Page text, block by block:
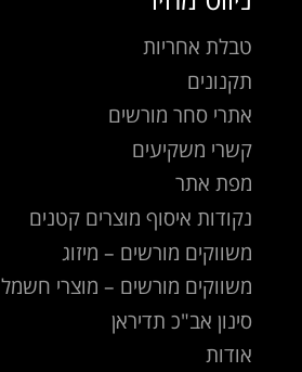
טבלת אחריות
תקנונים
אתרי סחר מורשים
קשרי משקיעים
מפת אתר
נקודות איסוף מוצרים קטנים
משווקים מורשים – מיזוג
משווקים מורשים – מוצרי חשמל
סינון אב"כ תדיראן
אודות